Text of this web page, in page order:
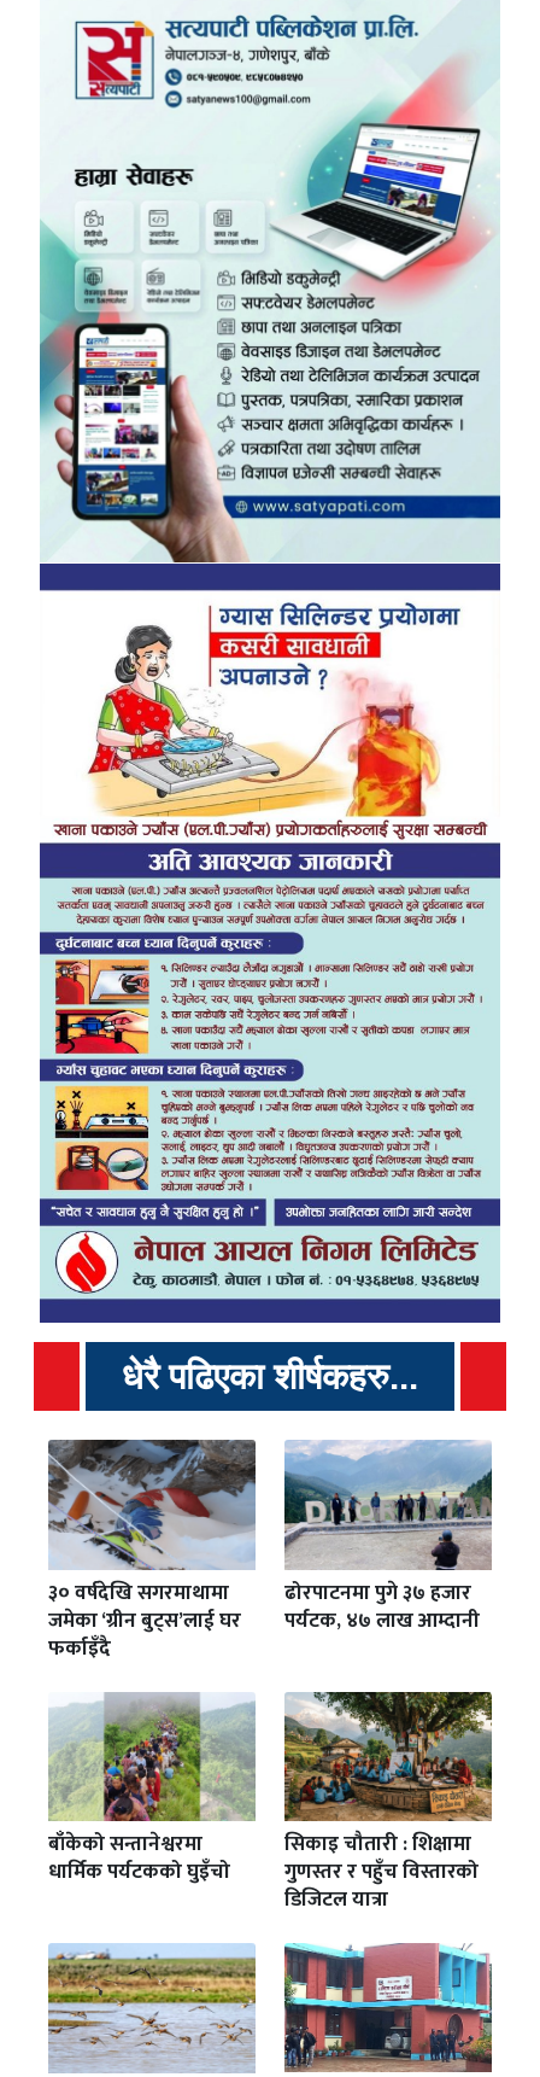
धेरै पढिएका शीर्षकहरु...
३० वर्षदेखि सगरमाथामा
जमेका ‘ग्रीन बुट्स’लाई घर
फर्काइँदै
ढोरपाटनमा पुगे ३७ हजार
पर्यटक, ४७ लाख आम्दानी
बाँकेको सन्तानेश्वरमा
धार्मिक पर्यटकको घुइँचो
सिकाइ चौतारी : शिक्षामा
गुणस्तर र पहुँच विस्तारको
डिजिटल यात्रा